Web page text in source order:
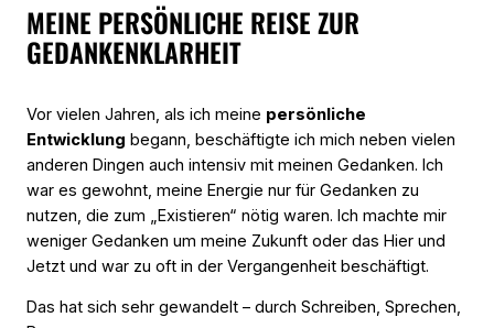
MEINE PERSÖNLICHE REISE ZUR
GEDANKENKLARHEIT
Vor vielen Jahren, als ich meine persönliche
Entwicklung begann, beschäftigte ich mich neben vielen
anderen Dingen auch intensiv mit meinen Gedanken. Ich
war es gewohnt, meine Energie nur für Gedanken zu
nutzen, die zum „Existieren“ nötig waren. Ich machte mir
weniger Gedanken um meine Zukunft oder das Hier und
Jetzt und war zu oft in der Vergangenheit beschäftigt.
Das hat sich sehr gewandelt – durch Schreiben, Sprechen,